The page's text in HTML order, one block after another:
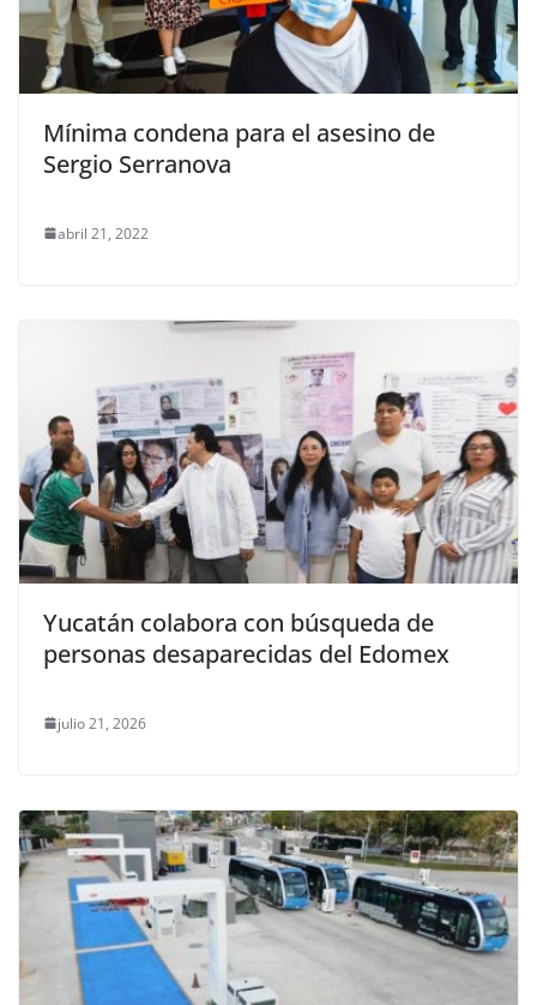
Mínima condena para el asesino de
Sergio Serranova
abril 21, 2022
Yucatán colabora con búsqueda de
personas desaparecidas del Edomex
julio 21, 2026